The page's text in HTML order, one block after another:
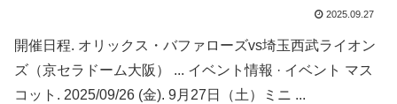
2025.09.27
開催日程. オリックス・バファローズvs埼玉西武ライオン
ズ（京セラドーム大阪） ... イベント情報 · イベント マス
コット. 2025/09/26 (金). 9月27日（土）ミニ ...